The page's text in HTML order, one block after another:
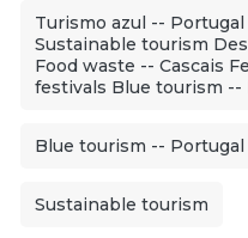
Turismo azul --
Sustainable tourism
Food waste -- Cascais
festivals Blue tourism --
Blue tourism -- Portugal
Sustainable tourism